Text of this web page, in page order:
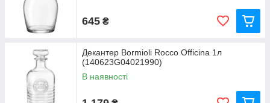
645 ₴
Декантер Bormioli Rocco Officina 1л
(140623G04021990)
В наявності